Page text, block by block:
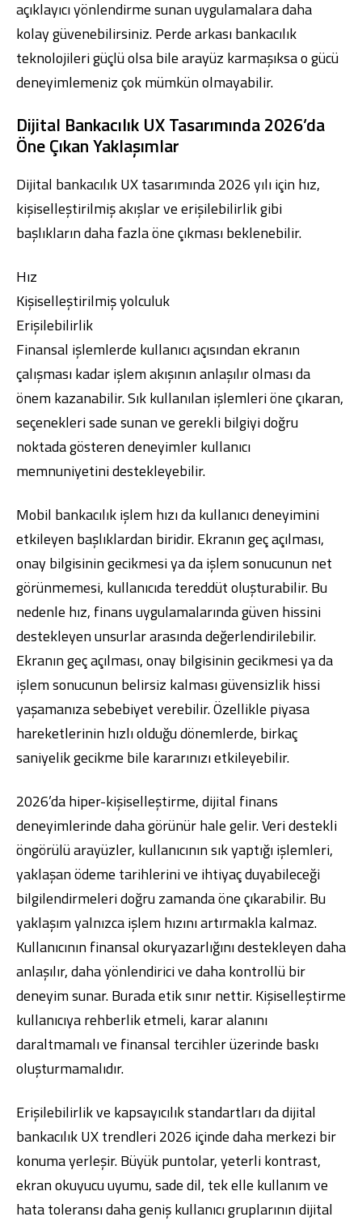
açıklayıcı yönlendirme sunan uygulamalara daha
kolay güvenebilirsiniz. Perde arkası bankacılık
teknolojileri güçlü olsa bile arayüz karmaşıksa o gücü
deneyimlemeniz çok mümkün olmayabilir.
Dijital Bankacılık UX Tasarımında 2026’da
Öne Çıkan Yaklaşımlar
Dijital bankacılık UX tasarımında 2026 yılı için hız,
kişiselleştirilmiş akışlar ve erişilebilirlik gibi
başlıkların daha fazla öne çıkması beklenebilir.
Hız
Kişiselleştirilmiş yolculuk
Erişilebilirlik
Finansal işlemlerde kullanıcı açısından ekranın
çalışması kadar işlem akışının anlaşılır olması da
önem kazanabilir. Sık kullanılan işlemleri öne çıkaran,
seçenekleri sade sunan ve gerekli bilgiyi doğru
noktada gösteren deneyimler kullanıcı
memnuniyetini destekleyebilir.
Mobil bankacılık işlem hızı da kullanıcı deneyimini
etkileyen başlıklardan biridir. Ekranın geç açılması,
onay bilgisinin gecikmesi ya da işlem sonucunun net
görünmemesi, kullanıcıda tereddüt oluşturabilir. Bu
nedenle hız, finans uygulamalarında güven hissini
destekleyen unsurlar arasında değerlendirilebilir.
Ekranın geç açılması, onay bilgisinin gecikmesi ya da
işlem sonucunun belirsiz kalması güvensizlik hissi
yaşamanıza sebebiyet verebilir. Özellikle piyasa
hareketlerinin hızlı olduğu dönemlerde, birkaç
saniyelik gecikme bile kararınızı etkileyebilir.
2026’da hiper-kişiselleştirme, dijital finans
deneyimlerinde daha görünür hale gelir. Veri destekli
öngörülü arayüzler, kullanıcının sık yaptığı işlemleri,
yaklaşan ödeme tarihlerini ve ihtiyaç duyabileceği
bilgilendirmeleri doğru zamanda öne çıkarabilir. Bu
yaklaşım yalnızca işlem hızını artırmakla kalmaz.
Kullanıcının finansal okuryazarlığını destekleyen daha
anlaşılır, daha yönlendirici ve daha kontrollü bir
deneyim sunar. Burada etik sınır nettir. Kişiselleştirme
kullanıcıya rehberlik etmeli, karar alanını
daraltmamalı ve finansal tercihler üzerinde baskı
oluşturmamalıdır.
Erişilebilirlik ve kapsayıcılık standartları da dijital
bankacılık UX trendleri 2026 içinde daha merkezi bir
konuma yerleşir. Büyük puntolar, yeterli kontrast,
ekran okuyucu uyumu, sade dil, tek elle kullanım ve
hata toleransı daha geniş kullanıcı gruplarının dijital